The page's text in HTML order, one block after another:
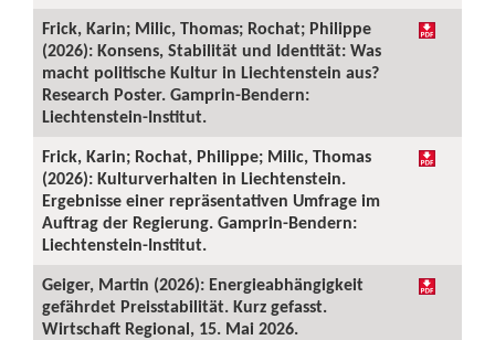
Frick, Karin; Milic, Thomas; Rochat; Philippe
(2026): Konsens, Stabilität und Identität: Was
macht politische Kultur in Liechtenstein aus?
Research Poster. Gamprin-Bendern:
Liechtenstein-Institut.
Frick, Karin; Rochat, Philippe; Milic, Thomas
(2026): Kulturverhalten in Liechtenstein.
Ergebnisse einer repräsentativen Umfrage im
Auftrag der Regierung. Gamprin-Bendern:
Liechtenstein-Institut.
Geiger, Martin (2026): Energieabhängigkeit
gefährdet Preisstabilität. Kurz gefasst.
Wirtschaft Regional, 15. Mai 2026.